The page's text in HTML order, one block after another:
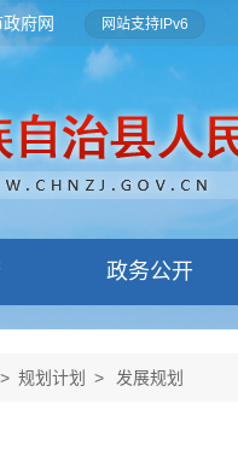
府网 网站支持IPv6
政务公开
> 规划计划 > 发展规划